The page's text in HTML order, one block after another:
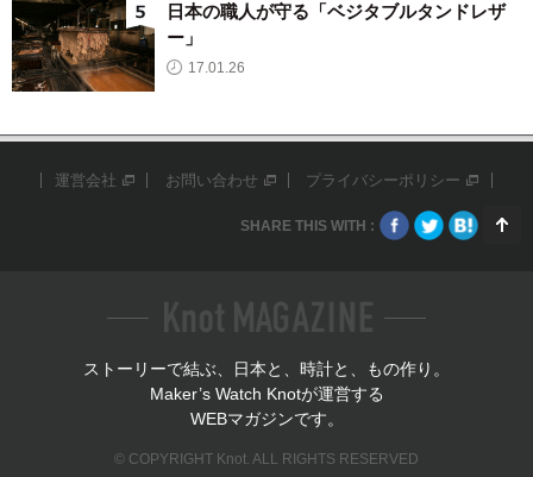
日本の職人が守る「ベジタブルタンドレザ
ー」
17.01.26
運営会社 お問い合わせ プライバシーポリシー
SHARE THIS WITH :
ストーリーで結ぶ、日本と、時計と、もの作り。
Maker’s Watch Knotが運営する
WEBマガジンです。
© COPYRIGHT Knot. ALL RIGHTS RESERVED